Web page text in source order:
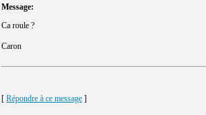
Message:
Ca roule ?
Caron
[ Répondre à ce message ]